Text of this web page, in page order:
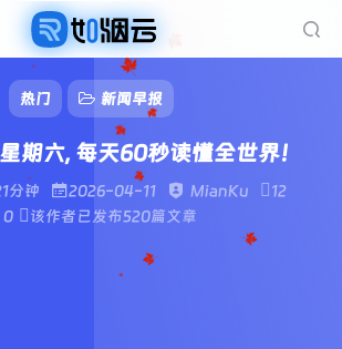
热门 新闻早报
期六, 每天60秒读懂全世界！
分钟 2026-04-11 MianKu
12
0
该作者已发布520篇文章